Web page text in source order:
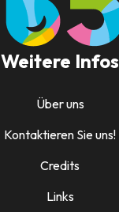
Weitere Infos
Über uns
Kontaktieren Sie uns!
Credits
Links